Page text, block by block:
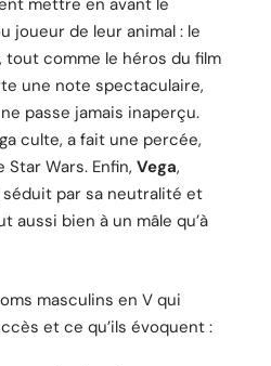
mettre en avant le
joueur de leur animal : le
tout comme le héros du film
une note spectaculaire,
passe jamais inaperçu.
culte, a fait une percée,
Wars. Enfin, Vega,
par sa neutralité et
aussi bien à un mâle qu’à
masculins en V qui
et ce qu’ils évoquent :